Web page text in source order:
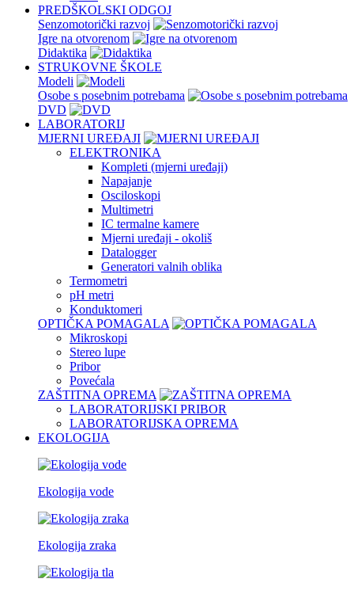
PREDŠKOLSKI ODGOJ
Senzomotorički razvoj
Igre na otvorenom
Didaktika
STRUKOVNE ŠKOLE
Modeli
Osobe s posebnim potrebama
DVD
LABORATORIJ
MJERNI UREĐAJI
ELEKTRONIKA
Kompleti (mjerni uređaji)
Napajanje
Osciloskopi
Multimetri
IC termalne kamere
Mjerni uređaji - okoliš
Datalogger
Generatori valnih oblika
Termometri
pH metri
Konduktomeri
OPTIČKA POMAGALA
Mikroskopi
Stereo lupe
Pribor
Povećala
ZAŠTITNA OPREMA
LABORATORIJSKI PRIBOR
LABORATORIJSKA OPREMA
EKOLOGIJA
Ekologija vode
Ekologija zraka